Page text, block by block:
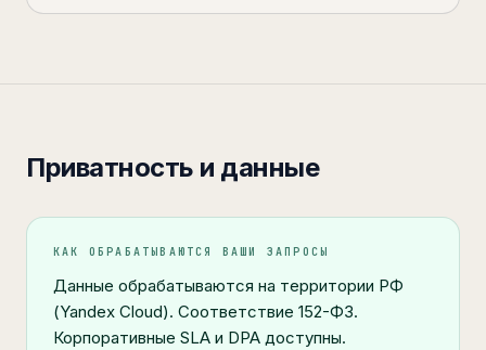
Приватность и данные
КАК ОБРАБАТЫВАЮТСЯ ВАШИ ЗАПРОСЫ
Данные обрабатываются на территории РФ
(Yandex Cloud). Соответствие 152-ФЗ.
Корпоративные SLA и DPA доступны.